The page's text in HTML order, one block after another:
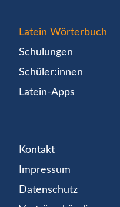
Latein Wörterbuch
Schulungen
Schüler:innen
Latein-Apps
Kontakt
Impressum
Datenschutz